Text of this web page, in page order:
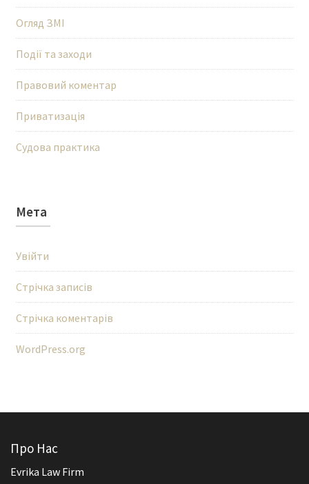
Огляд ЗМІ
Події та заходи
Правовий коментар
Приватизація
Судова практика
Мета
Увійти
Стрічка записів
Стрічка коментарів
WordPress.org
Про Нас
Evrika Law Firm